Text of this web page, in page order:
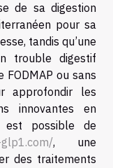
de sa digestion
pour sa
tandis qu’une
trouble digestif
FODMAP ou sans
approfondir les
innovantes en
est possible de
, une
des traitements